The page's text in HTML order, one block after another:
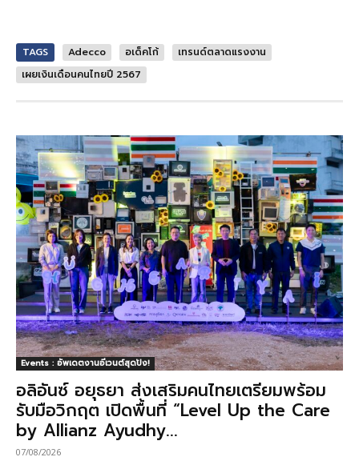
TAGS Adecco อเด็คโก้
เทรนด์ตลาดแรงงาน
เผยเงินเดือนคนไทยปี 2567
Events : อัพเดตงานอีเวนต์สุดปัง!
อลิอันซ์ อยุธยา ส่งเสริมคนไทยเตรียมพร้อม
รับมือวิกฤต เปิดพื้นที่ “Level Up the Care
by Allianz Ayudhy...
07/08/2026